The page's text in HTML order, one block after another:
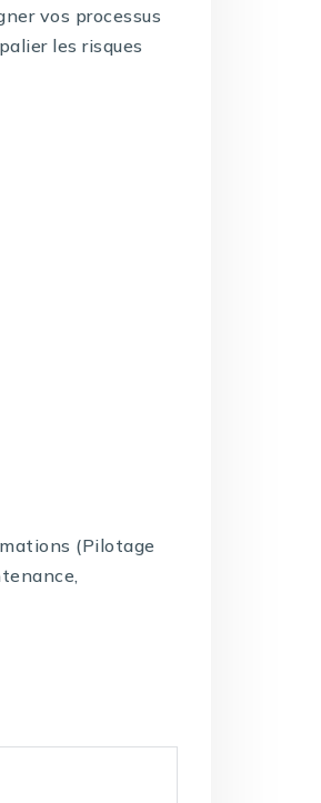
vos processus
les risques
(Pilotage